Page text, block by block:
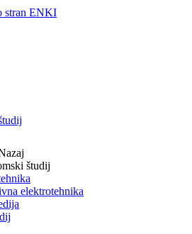
stran ENKI
študij
elektrotehnika